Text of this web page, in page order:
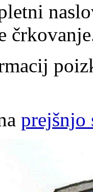
prejšnjo